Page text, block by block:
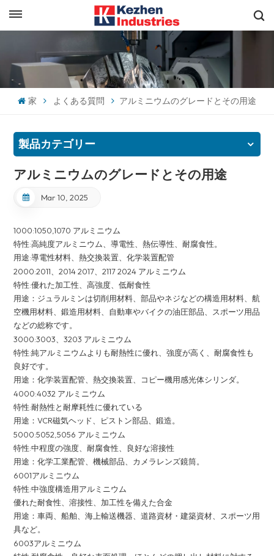
English
한국의
すぐに見積もりを取得
家 よくある質問 アルミニウムのグレードとその用途
製品カテゴリー
アルミニウムのグレードとその用途
Mar 10, 2025
1000:1050,1070 アルミニウム
特性:高純度アルミニウム、導電性、熱伝導性、耐腐食性。
用途:導電性材料、熱交換装置、化学装置配管
2000:2011、2014 2017、2117 2024 アルミニウム
特性:優れた加工性、高強度、低耐食性
用途：ジュラルミンは切削用材料、部品やネジなどの構造用材料、航
空機用材料、鍛造用材料、自動車やバイクの油圧部品、スポーツ用品
などの総称です。
3000:3003、3203 アルミニウム
特性:純アルミニウムよりも耐熱性に優れ、強度が高く、耐腐食性も
良好です。
用途：化学装置配管、熱交換装置、コピー機用感光体シリンダ。
4000:4032 アルミニウム
特性:耐熱性と耐摩耗性に優れている
用途：VCR磁気ヘッド、ピストン部品、鍛造。
5000:5052,5056 アルミニウム
特性:中程度の強度、耐腐食性、良好な溶接性
用途：化学工業配管、機械部品、カメラレンズ鏡筒。
6001アルミニウム
特性:中強度構造用アルミニウム
優れた耐食性、溶接性、加工性を備えた合金
用途：車両、船舶、海上輸送機器、道路資材・建築資材、スポーツ用
具など。
6003アルミニウム